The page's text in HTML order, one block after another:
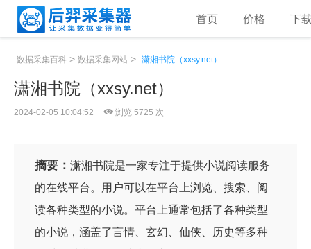
首页 价格 下
数据采集百科 > 数据采集网站 > 潇湘书院（xxsy.net）
潇湘书院（xxsy.net）
2024-02-05 10:04:52 浏览 5725 次
摘要： 潇湘书院是一家专注于提供小说阅读服务
的在线平台。用户可以在平台上浏览、搜索、阅
读各种类型的小说。平台上通常包括了各种类型
的小说，涵盖了言情、玄幻、仙侠、历史等多种